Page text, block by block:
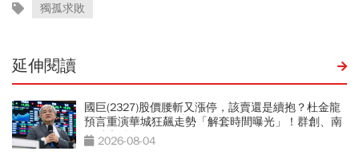
獨孤求敗
延伸閱讀
國巨(2327)股價腰斬又漲停，該賣還是續抱？杜金龍
預言重演華城狂飆走勢「解套時間曝光」！群創、南
亞科也點名
2026-08-04